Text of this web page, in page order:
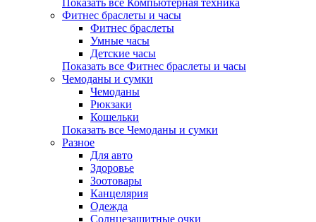
Показать все Компьютерная техника
Фитнес браслеты и часы
Фитнес браслеты
Умные часы
Детские часы
Показать все Фитнес браслеты и часы
Чемоданы и сумки
Чемоданы
Рюкзаки
Кошельки
Показать все Чемоданы и сумки
Разное
Для авто
Здоровье
Зоотовары
Канцелярия
Одежда
Солнцезащитные очки